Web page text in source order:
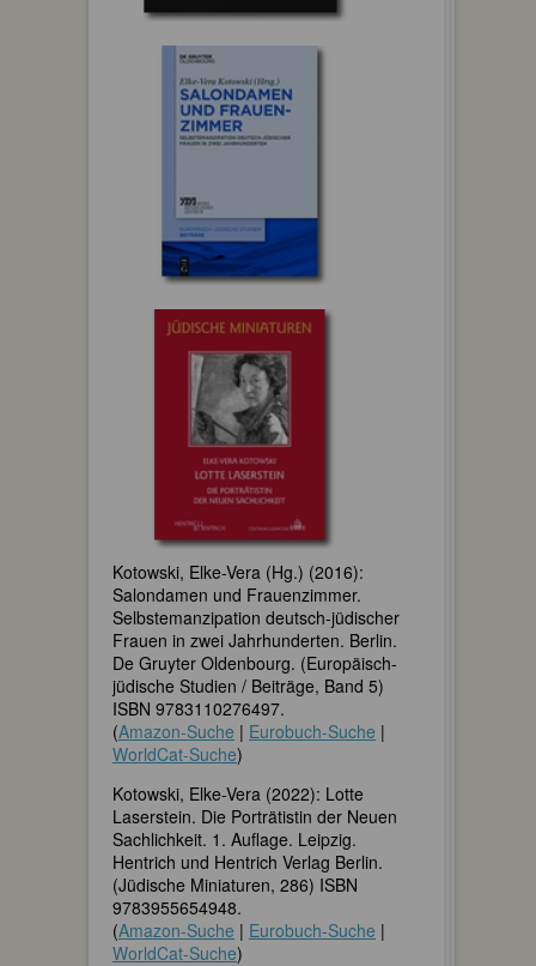
Kotowski, Elke-Vera (Hg.) (2016):
Salondamen und Frauenzimmer.
Selbstemanzipation deutsch-jüdischer
Frauen in zwei Jahrhunderten. Berlin.
De Gruyter Oldenbourg. (Europäisch-
jüdische Studien / Beiträge, Band 5)
ISBN 9783110276497.
(Amazon-Suche | Eurobuch-Suche |
WorldCat-Suche)
Kotowski, Elke-Vera (2022): Lotte
Laserstein. Die Porträtistin der Neuen
Sachlichkeit. 1. Auflage. Leipzig.
Hentrich und Hentrich Verlag Berlin.
(Jüdische Miniaturen, 286) ISBN
9783955654948.
(Amazon-Suche | Eurobuch-Suche |
WorldCat-Suche)